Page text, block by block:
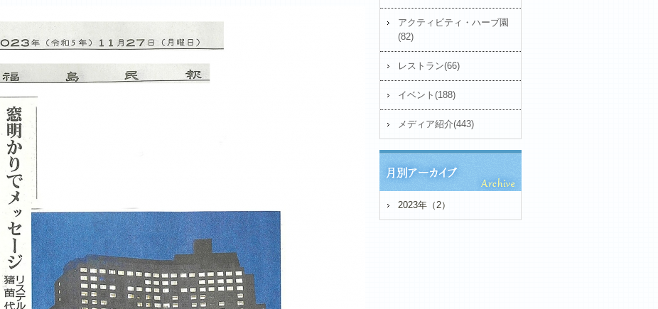
アクティビティ・ハーブ園
(82)
レストラン(66)
イベント(188)
メディア紹介(443)
2023年（2）